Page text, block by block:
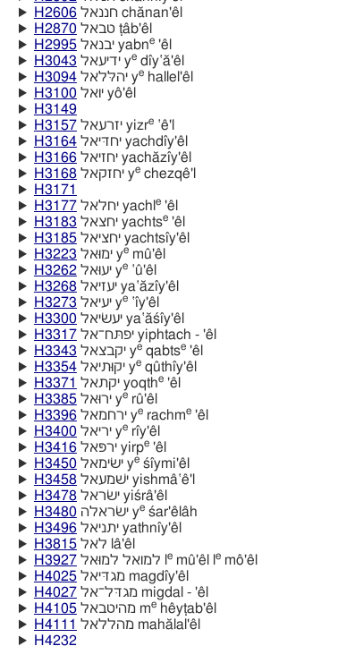
H2606
חננאל chănan'êl
H2870
טבאל ṭâb'êl
H2995
יבנאל yabne'êl
H3043
ידיעאל yedı̂y‛ă'êl
H3094
יהלּלאל yehallel'êl
H3100
יואל yô'êl
H3149
H3157
יזרעאל yizre‛ê'l
H3164
יחדּיאל yachdı̂y'êl
H3166
יחזיאל yachăzı̂y'êl
H3168
יחזקאל yechezqê'l
H3171
H3177
יחלאל yachl e'êl
H3183
יחצאל yachtse'êl
H3185
יחציאל yachtsı̂y'êl
H3223
ימוּאל yemû'êl
H3262
יעוּאל ye‛û'êl
H3268
יעזיאל ya‛ăzı̂y'êl
H3273
יעיאל ye‛ı̂y'êl
H3300
יעשׂיאל ya‛ăśı̂y'êl
H3317
יפתּח־אל yiphtach - 'êl
H3343
יקבצאל yeqabtse'êl
H3354
יקוּתיאל yeqûthı̂y'êl
H3371
יקתאל yoqthe'êl
H3385
ירוּאל yerû'êl
H3396
ירחמאל yerachme'êl
H3400
יריאל yerı̂y'êl
H3416
ירפּאל yirpe'êl
H3450
ישׂימאל yeśı̂ymi'êl
H3458
ישׁמעאל yishmâ‛ê'l
H3478
ישׂראל yiśrâ'êl
H3480
ישׂראלה yeśar'êlâh
H3496
יתניאל yathnı̂y'êl
H3815
לאל lâ'êl
H3927
emû'êl l emô'êl
H4025
מגדּיאל magdı̂y'êl
H4027
מגדּל־אל migdal - 'êl
H4105
מהיטבאל mehêyṭab'êl
H4111
מהללאל mahălal'êl
H4232